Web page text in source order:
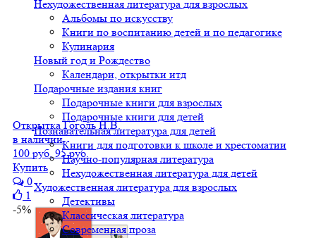
Нехудожественная литература для взрослых
Альбомы по искусству
Книги по воспитанию детей и по педагогике
Кулинария
Новый год и Рождество
Календари, открытки итд
Подарочные издания книг
Подарочные книги для взрослых
Подарочные книги для детей
Познавательная литература для детей
Книги для подготовки к школе и хрестоматии
Научно-популярная литература
Нехудожественная литература для детей
Художественная литература для взрослых
Детективы
Классическая литература
Современная проза
Открытка Гоголь Н.В.
в наличии
100 руб. 95 руб.
Купить
0
1
-5%